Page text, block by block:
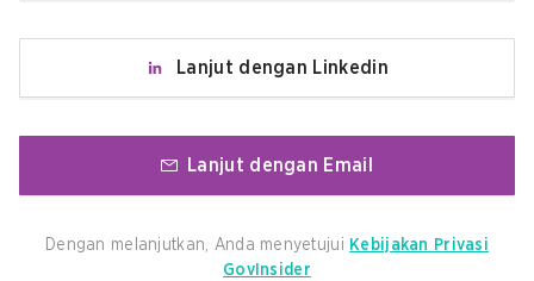
Lanjut dengan Linkedin
Lanjut dengan Email
Dengan melanjutkan, Anda menyetujui Kebijakan Privasi
GovInsider